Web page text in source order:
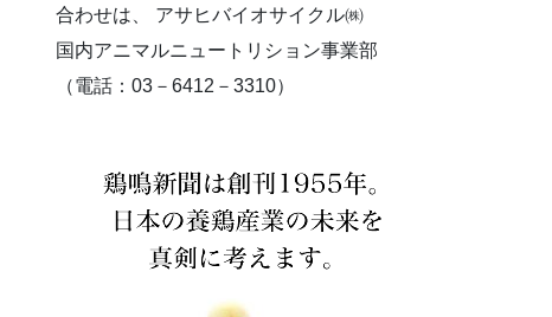
合わせは、 アサヒバイオサイクル㈱
国内アニマルニュートリション事業部
（電話：03－6412－3310）